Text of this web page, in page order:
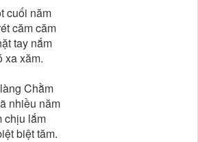
cuối năm
căm căm
tay nắm
xa xăm.
Chằm
nhiều năm
chịu lắm
biệt tăm.